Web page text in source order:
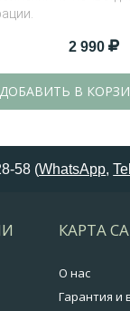
2 990
ДОБАВИТЬ В
58 (WhatsApp,
КАРТА
О нас
Гарантия и